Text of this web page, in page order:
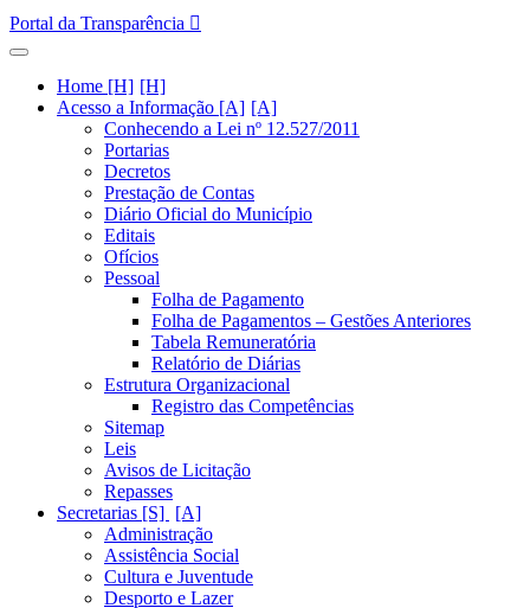
Portal da Transparência
Home [H]
Acesso a Informação [A]
Conhecendo a Lei nº 12.527/2011
Portarias
Decretos
Prestação de Contas
Diário Oficial do Município
Editais
Ofícios
Pessoal
Folha de Pagamento
Folha de Pagamentos – Gestões Anteriores
Tabela Remuneratória
Relatório de Diárias
Estrutura Organizacional
Registro das Competências
Sitemap
Leis
Avisos de Licitação
Repasses
Secretarias [S]
Administração
Assistência Social
Cultura e Juventude
Desporto e Lazer